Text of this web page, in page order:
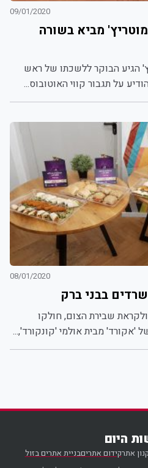
09/01/2020
מביא בשורה
הגיע הבוקר ללשכתו של ראש
על תגבור קווי האוטובוס...
08/01/2020
בבני ברק
שבירת הצום, חולקו
'אקורד' מבית אולמי 'קונקורד',...
היום
אתרקידום אתריםבניית אתרים בזול